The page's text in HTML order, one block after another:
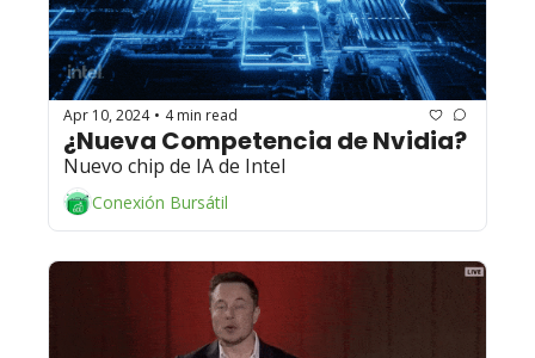
Apr 10, 2024 • 4 min read
Nuevo chip de IA de Intel
Conexión Bursátil